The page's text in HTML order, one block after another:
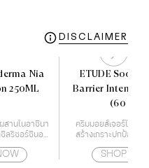
DISCLAIMER
Nia
250ML
สานไนอาซินา
ลรีซอร์ซินอล
ETUDE Soon
Barrier
(60 ml)
ครีมมอยส์เจอร์ไรเซอ
สร้างเกราะปกป้องผิว
SHOP